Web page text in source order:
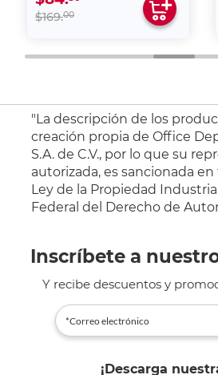
$169.00
"La descripción de los
creación propia de Office
S.A. de C.V., por lo que su
autorizada, es sancionada
Ley de la Propiedad
Federal del Derecho de
Inscríbete a
Y recibe descuentos y
¡Descarga